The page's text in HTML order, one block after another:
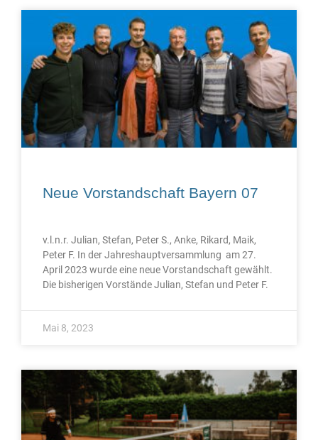
Neue Vorstandschaft Bayern 07
v.l.n.r. Julian, Stefan, Peter S., Anke, Rikard, Maik,
Peter F. In der Jahreshauptversammlung am 27.
April 2023 wurde eine neue Vorstandschaft gewählt.
Die bisherigen Vorstände Julian, Stefan und Peter F.
Mai 8, 2023